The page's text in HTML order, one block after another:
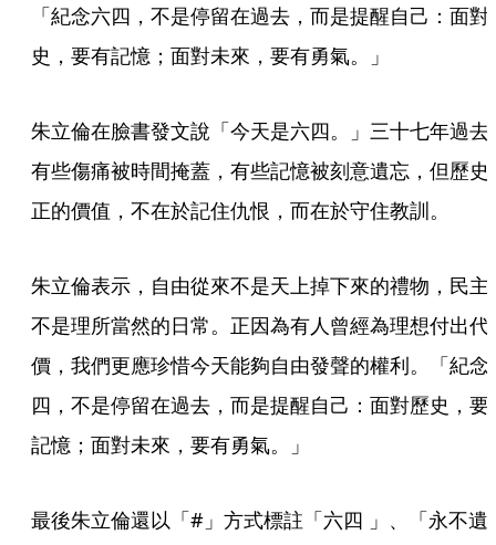
「紀念六四，不是停留在過去，而是提醒自己：面對
史，要有記憶；面對未來，要有勇氣。」
朱立倫在臉書發文說「今天是六四。」三十七年過去
有些傷痛被時間掩蓋，有些記憶被刻意遺忘，但歷史
正的價值，不在於記住仇恨，而在於守住教訓。
朱立倫表示，自由從來不是天上掉下來的禮物，民主
不是理所當然的日常。正因為有人曾經為理想付出代
價，我們更應珍惜今天能夠自由發聲的權利。「紀念
四，不是停留在過去，而是提醒自己：面對歷史，要
記憶；面對未來，要有勇氣。」
最後朱立倫還以「#」方式標註「六四 」、「永不遺